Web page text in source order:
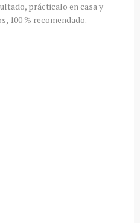
prácticalo en casa y
100 % recomendado.